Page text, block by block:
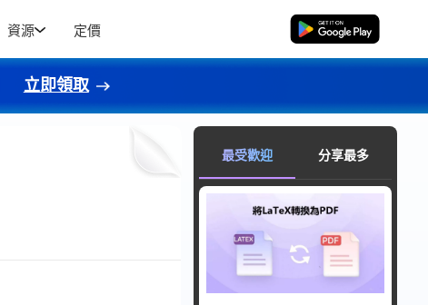
資源 定價 免費下載
立即領取
最受歡迎 分享最多